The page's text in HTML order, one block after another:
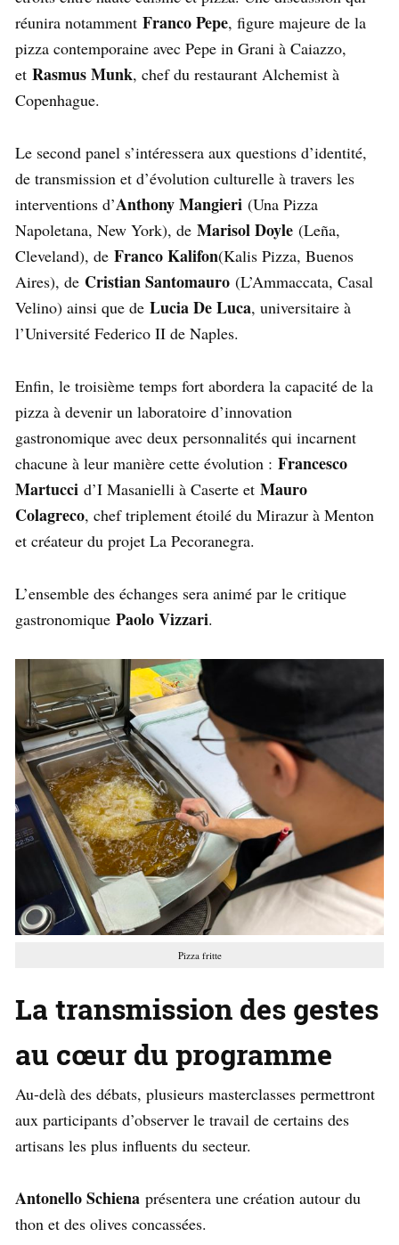
réunira notamment Franco Pepe, figure majeure de la
pizza contemporaine avec Pepe in Grani à Caiazzo,
et Rasmus Munk, chef du restaurant Alchemist à
Copenhague.
Le second panel s’intéressera aux questions d’identité,
de transmission et d’évolution culturelle à travers les
interventions d’Anthony Mangieri (Una Pizza
Napoletana, New York), de Marisol Doyle (Leña,
Cleveland), de Franco Kalifon(Kalis Pizza, Buenos
Aires), de Cristian Santomauro (L’Ammaccata, Casal
Velino) ainsi que de Lucia De Luca, universitaire à
l’Université Federico II de Naples.
Enfin, le troisième temps fort abordera la capacité de la
pizza à devenir un laboratoire d’innovation
gastronomique avec deux personnalités qui incarnent
chacune à leur manière cette évolution : Francesco
Martucci d’I Masanielli à Caserte et Mauro
Colagreco, chef triplement étoilé du Mirazur à Menton
et créateur du projet La Pecoranegra.
L’ensemble des échanges sera animé par le critique
gastronomique Paolo Vizzari.
Pizza fritte
La transmission des gestes
au cœur du programme
Au-delà des débats, plusieurs masterclasses permettront
aux participants d’observer le travail de certains des
artisans les plus influents du secteur.
Antonello Schiena présentera une création autour du
thon et des olives concassées.